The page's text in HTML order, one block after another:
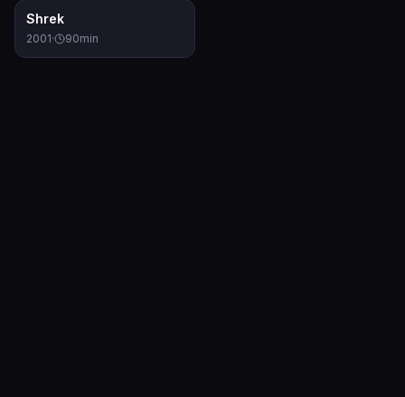
Shrek
2001· 90min